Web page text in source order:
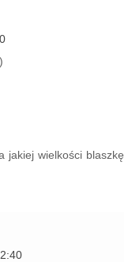
jakiej wielkości blaszkę